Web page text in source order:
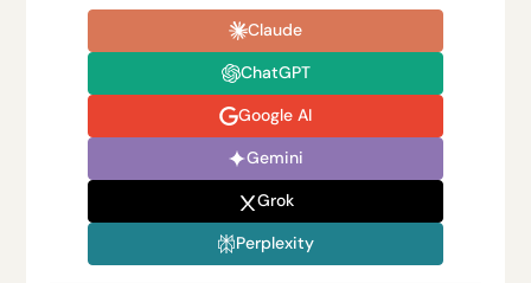
Claude
ChatGPT
Google AI
Gemini
Grok
Perplexity